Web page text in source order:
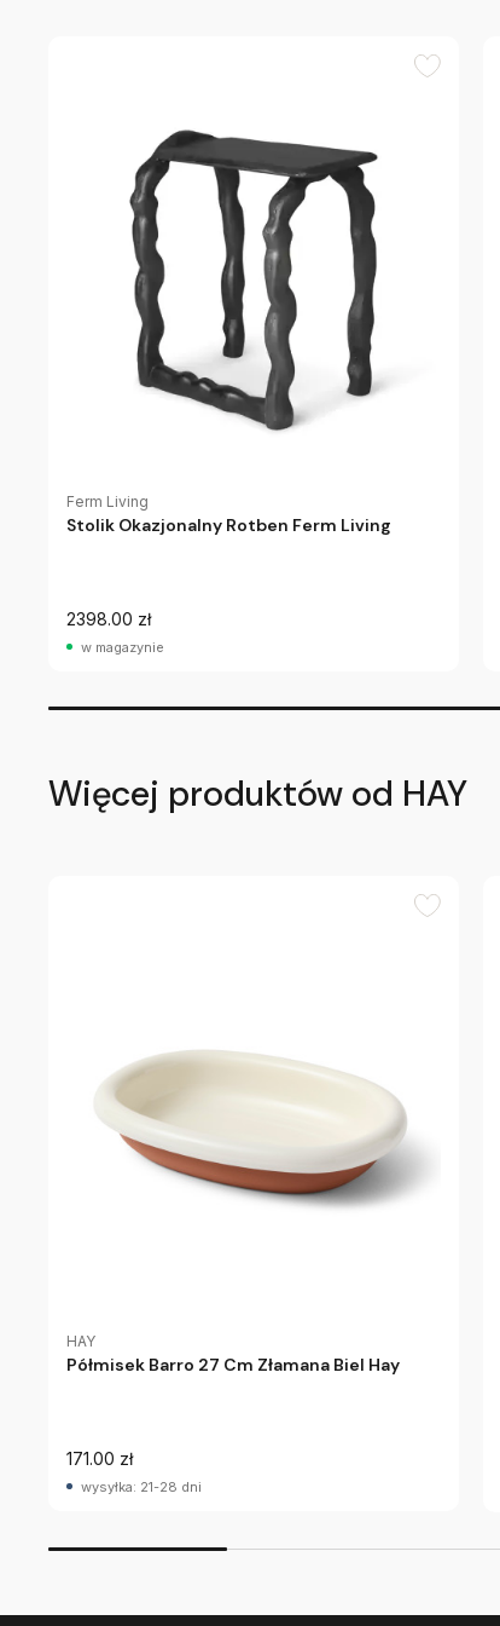
Ferm Living
Stolik Okazjonalny Rotben Ferm Living
2398.00 zł
w magazynie
Więcej produktów od HAY
HAY
Półmisek Barro 27 Cm Złamana Biel Hay
171.00 zł
wysyłka: 21-28 dni